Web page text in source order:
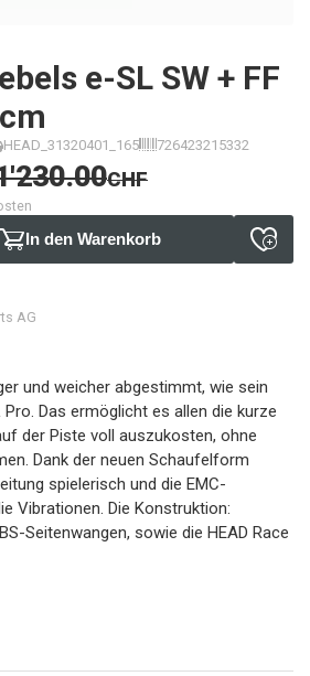
e-SL SW + FF
HEAD_31320401_165 726423215332
CHF
In den Warenkorb
AG
und weicher abgestimmt, wie sein
Das ermöglicht es allen die kurze
der Piste voll auszukosten, ohne
Dank der neuen Schaufelform
spielerisch und die EMC-
Vibrationen. Die Konstruktion:
Seitenwangen, sowie die HEAD Race